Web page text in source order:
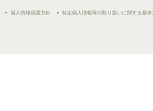
個人情報保護方針 特定個人情報等の取り扱いに関する基本